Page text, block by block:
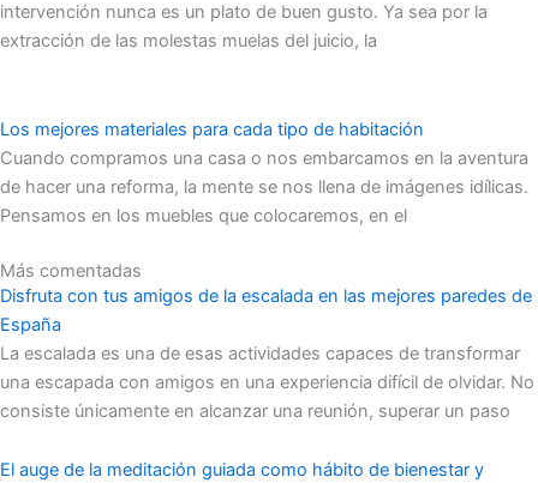
intervención nunca es un plato de buen gusto. Ya sea por la
extracción de las molestas muelas del juicio, la
Los mejores materiales para cada tipo de habitación
Cuando compramos una casa o nos embarcamos en la aventura
de hacer una reforma, la mente se nos llena de imágenes idílicas.
Pensamos en los muebles que colocaremos, en el
Más comentadas
Disfruta con tus amigos de la escalada en las mejores paredes de
España
La escalada es una de esas actividades capaces de transformar
una escapada con amigos en una experiencia difícil de olvidar. No
consiste únicamente en alcanzar una reunión, superar un paso
El auge de la meditación guiada como hábito de bienestar y